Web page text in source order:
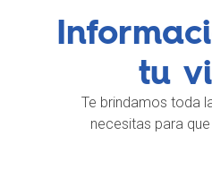
tu
Te brindamos toda
necesitas para